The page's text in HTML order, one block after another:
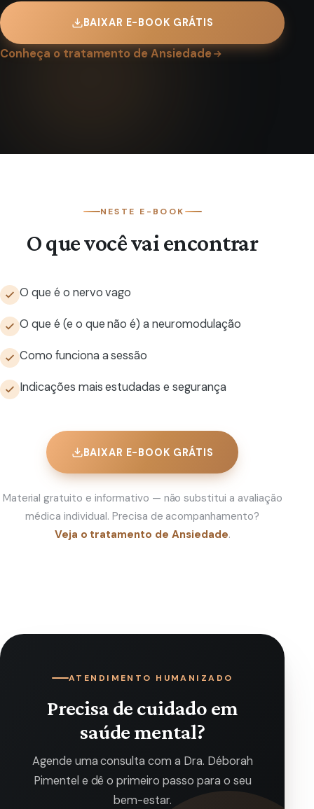
BAIXAR E-BOOK GRÁTIS
Conheça o tratamento de Ansiedade
NESTE E-BOOK
O que você vai encontrar
O que é o nervo vago
O que é (e o que não é) a neuromodulação
Como funciona a sessão
Indicações mais estudadas e segurança
BAIXAR E-BOOK GRÁTIS
Material gratuito e informativo — não substitui a avaliação
médica individual. Precisa de acompanhamento?
Veja o tratamento de Ansiedade.
ATENDIMENTO HUMANIZADO
Precisa de cuidado em
saúde mental?
Agende uma consulta com a Dra. Déborah
Pimentel e dê o primeiro passo para o seu
bem-estar.